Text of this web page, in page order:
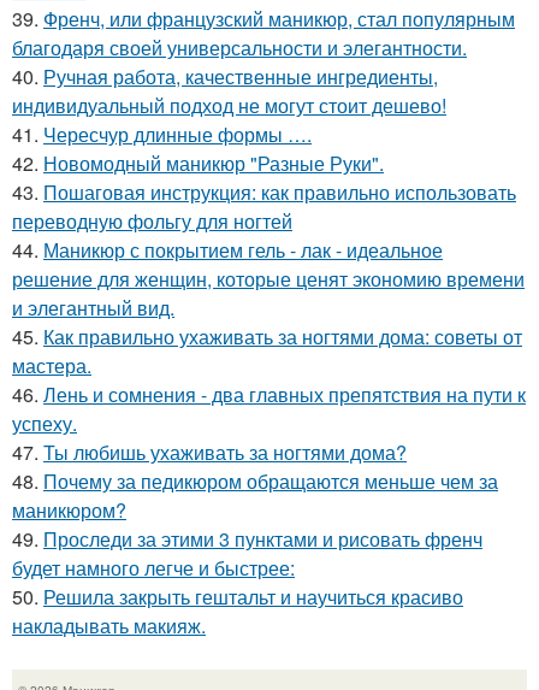
39. Френч, или французский маникюр, стал популярным
благодаря своей универсальности и элегантности.
40. Ручная работа, качественные ингредиенты,
индивидуальный подход не могут стоит дешево!
41. Чересчур длинные формы ….
42. Новомодный маникюр "Разные Руки".
43. Пошаговая инструкция: как правильно использовать
переводную фольгу для ногтей
44. Маникюр с покрытием гель - лак - идеальное
решение для женщин, которые ценят экономию времени
и элегантный вид.
45. Как правильно ухаживать за ногтями дома: советы от
мастера.
46. Лень и сомнения - два главных препятствия на пути к
успеху.
47. Ты любишь ухаживать за ногтями дома?
48. Почему за педикюром обращаются меньше чем за
маникюром?
49. Проследи за этими 3 пунктами и рисовать френч
будет намного легче и быстрее:
50. Решила закрыть гештальт и научиться красиво
накладывать макияж.